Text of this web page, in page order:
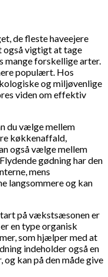
de fleste haveejere
også vigtigt at tage
mange forskellige arter.
populært. Hos
og miljøvenlige
viden om effektiv
du vælge mellem
køkkenaffald,
også vælge mellem
gødning har den
mens
langsommere og kan
på vækstsæsonen er
en type organisk
som hjælper med at
indeholder også en
kan på den måde give